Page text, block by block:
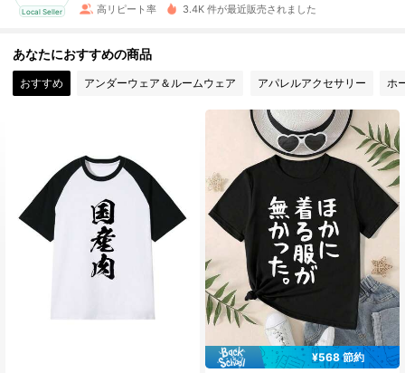
Local Seller
4.68
4.68 28 フォロワー
4.68 28 フォロワー
4.68 28 フォロワー
高リピート率 3.4K 件が最近販売されました
あなたにおすすめの商品
おすすめ アンダーウェア＆ルームウェア アパレルアクセサリー ホ
¥568 節約